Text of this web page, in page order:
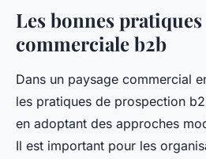
Les bonnes
commerciale b2b
Dans un paysage commercial
les pratiques de prospection
en adoptant des approches
Il est important pour les